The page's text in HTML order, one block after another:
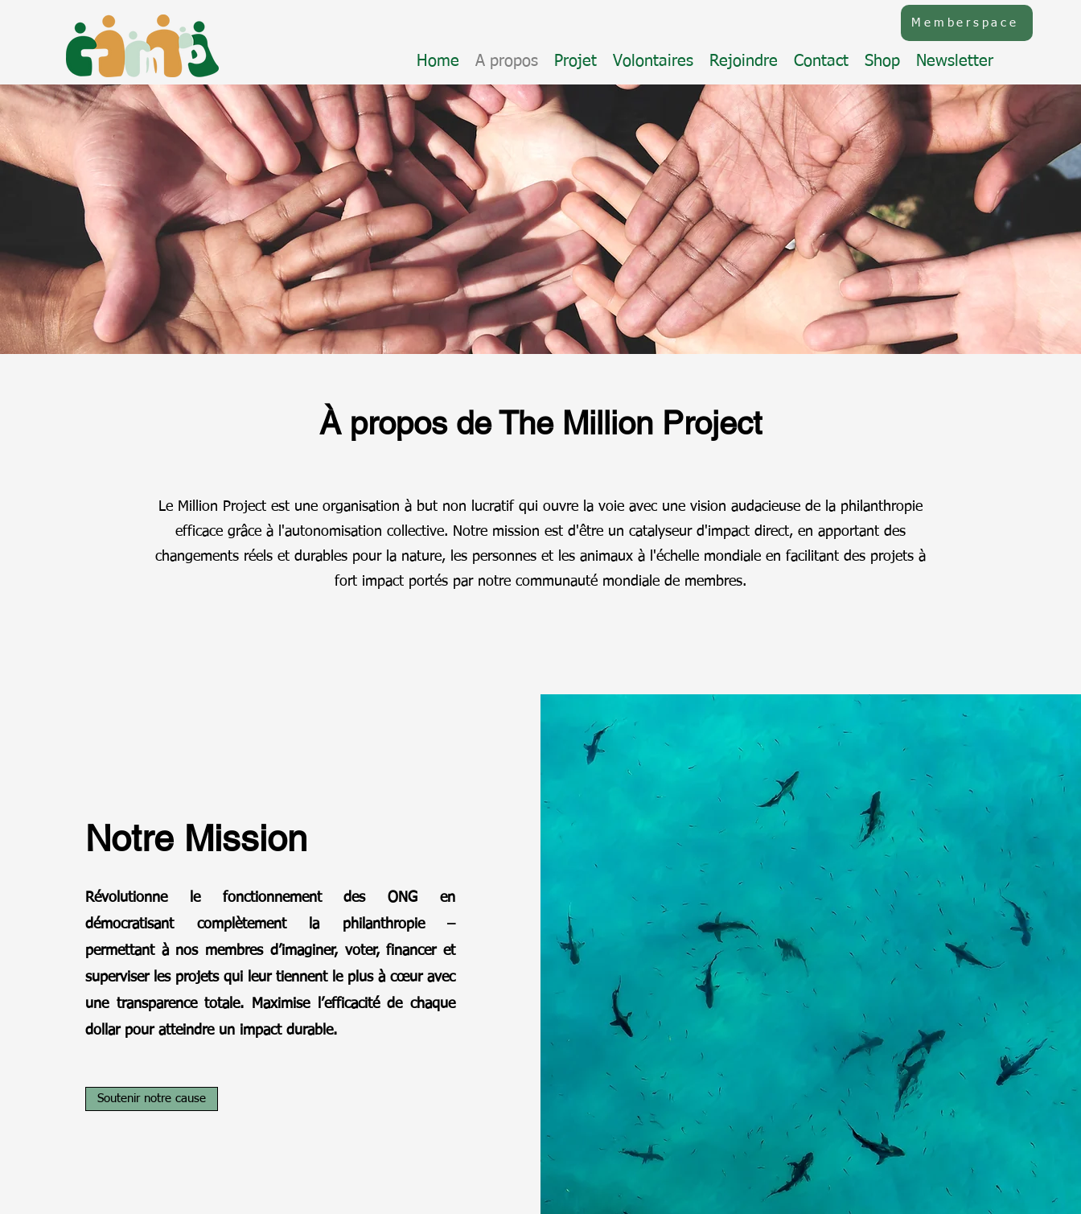
Memberspace
Home A propos Projet Volontaires Rejoindre Contact Shop Newsletter
À propos de The Million Project
Le Million Project est une organisation à but non lucratif qui ouvre la voie avec une vision audacieuse de la philanthropie
efficace grâce à l'autonomisation collective. Notre mission est d'être un catalyseur d'impact direct, en apportant des
changements réels et durables pour la nature, les personnes et les animaux à l'échelle mondiale en facilitant des projets à
fort impact portés par notre communauté mondiale de membres.
Notre Mission
Révolutionne le fonctionnement des ONG en
démocratisant complètement la philanthropie –
permettant à nos membres d’imaginer, voter, financer et
superviser les projets qui leur tiennent le plus à cœur avec
une transparence totale. Maximise l’efficacité de chaque
dollar pour atteindre un impact durable.
Soutenir notre cause